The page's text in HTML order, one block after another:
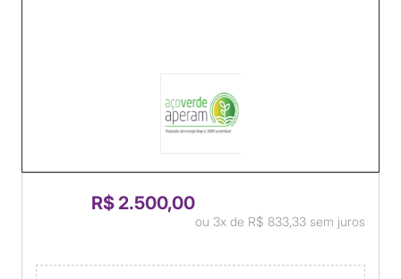
R$ 2.500,00
ou 3x de R$ 833,33sem juros